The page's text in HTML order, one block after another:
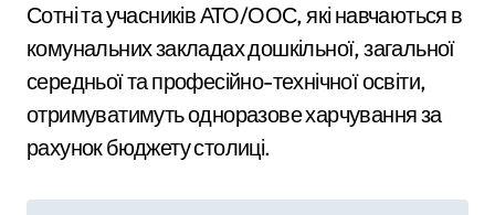
Сотні та учасників АТО/ООС, які навчаються в
комунальних закладах дошкільної, загальної
середньої та професійно-технічної освіти,
отримуватимуть одноразове харчування за
рахунок бюджету столиці.